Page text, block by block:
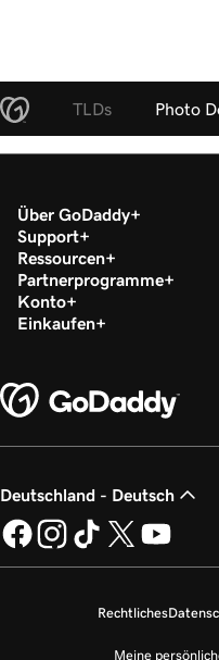
TLDs Photo
Über GoDaddy
Support
Ressourcen
Partnerprogramme
Konto
Einkaufen
Deutschland - Deutsch
Rechtliches
Meine